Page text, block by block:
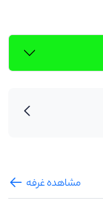
مشاهده غرفه